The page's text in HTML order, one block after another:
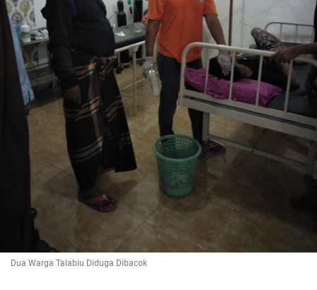
Dua Warga Talabiu Diduga Dibacok